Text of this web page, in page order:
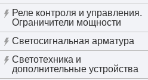
Реле контроля и управления.
Ограничители мощности
Светосигнальная арматура
Светотехника и
дополнительные устройства